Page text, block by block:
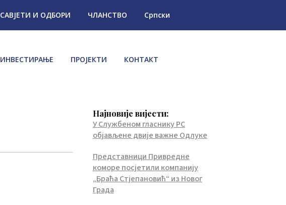
САВЈЕТИ И ОДБОРИ ЧЛАНСТВО Српски
ИНВЕСТИРАЊЕ ПРОЈЕКТИ КОНТАКТ
Најновије вијести:
У Службеном гласнику РС
објављене двије важне Одлуке
Представници Привредне
коморе посјетили компанију
„Браћа Стјепановић“ из Новог
Града